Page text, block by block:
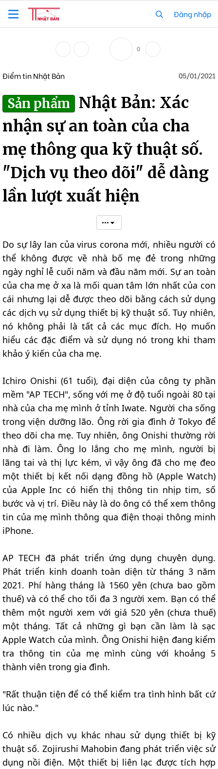
Đăng nhập
0
Điểm tin Nhật Bản 05/01/2021
Sản phẩm
Nhật Bản: Xác
nhận sự an toàn của cha
mẹ thông qua kỹ thuật số.
"Dịch vụ theo dõi" dễ dàng
lần lượt xuất hiện
•••
Do sự lây lan của virus corona mới, nhiều người có
thể không được về nhà bố mẹ đẻ trong những
ngày nghỉ lễ cuối năm và đầu năm mới. Sự an toàn
của cha mẹ ở xa là mối quan tâm lớn nhất của con
cái nhưng lại dễ được theo dõi bằng cách sử dụng
các dịch vụ sử dụng thiết bị kỹ thuật số. Tuy nhiên,
nó không phải là tất cả các mục đích. Họ muốn
hiểu các đặc điểm và sử dụng nó trong khi tham
khảo ý kiến của cha mẹ.
Ichiro Onishi (61 tuổi), đại diện của công ty phần
mềm "AP TECH", sống với mẹ ở độ tuổi ngoài 80 tại
nhà của cha mẹ mình ở tỉnh Iwate. Người cha sống
trong viện dưỡng lão. Ông rời gia đình ở Tokyo để
theo dõi cha mẹ. Tuy nhiên, ông Onishi thường rời
nhà đi làm. Ông lo lắng cho mẹ mình, người bị
lãng tai và thị lực kém, vì vậy ông đã cho mẹ đeo
một thiết bị kết nối dạng đồng hồ (Apple Watch)
của Apple Inc có hiển thị thông tin nhịp tim, số
bước và vị trí. Điều này là do ông có thể xem thông
tin của mẹ mình thông qua điện thoại thông minh
iPhone.
AP TECH đã phát triển ứng dụng chuyên dụng.
Phát triển kinh doanh toàn diện từ tháng 3 năm
2021. Phí hàng tháng là 1560 yên (chưa bao gồm
thuế) và có thể cho tối đa 3 người xem. Bạn có thể
thêm một người xem với giá 520 yên (chưa thuế)
một tháng. Tất cả những gì bạn cần làm là sạc
Apple Watch của mình. Ông Onishi hiện đang kiểm
tra thông tin của mẹ mình cùng với khoảng 5
thành viên trong gia đình.
"Rất thuận tiện để có thể kiểm tra tình hình bất cứ
lúc nào."
Có nhiều dịch vụ khác nhau sử dụng thiết bị kỹ
thuật số. Zojirushi Mahobin đang phát triển việc sử
dụng nồi điện. Một thiết bị liên lạc được tích hợp